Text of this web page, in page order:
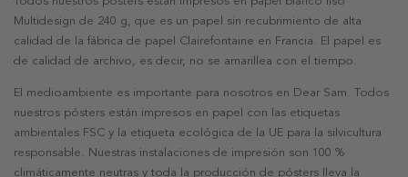
Multidesign de 240 g, que es un papel sin recubrimiento de alta
calidad de la fábrica de papel Clairefontaine en Francia. El papel es
de calidad de archivo, es decir, no se amarillea con el tiempo.
El medioambiente es importante para nosotros en Dear Sam. Todos
nuestros pósters están impresos en papel con las etiquetas
ambientales FSC y la etiqueta ecológica de la UE para la silvicultura
responsable. Nuestras instalaciones de impresión son 100 %
climáticamente neutras y toda la producción de pósters lleva la